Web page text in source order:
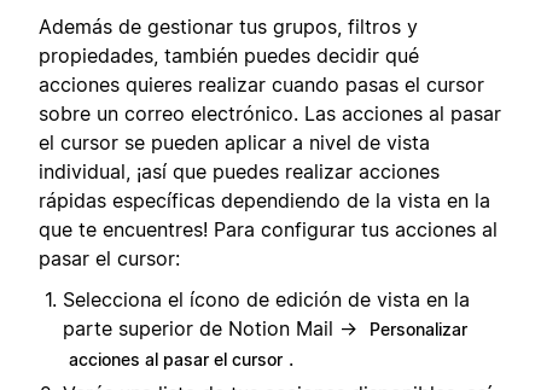
Además de gestionar tus grupos, filtros y
propiedades, también puedes decidir qué
acciones quieres realizar cuando pasas el cursor
sobre un correo electrónico. Las acciones al pasar
el cursor se pueden aplicar a nivel de vista
individual, ¡así que puedes realizar acciones
rápidas específicas dependiendo de la vista en la
que te encuentres! Para configurar tus acciones al
pasar el cursor:
Selecciona el ícono de edición de vista en la
parte superior de Notion Mail →
Personalizar
acciones al pasar el cursor .